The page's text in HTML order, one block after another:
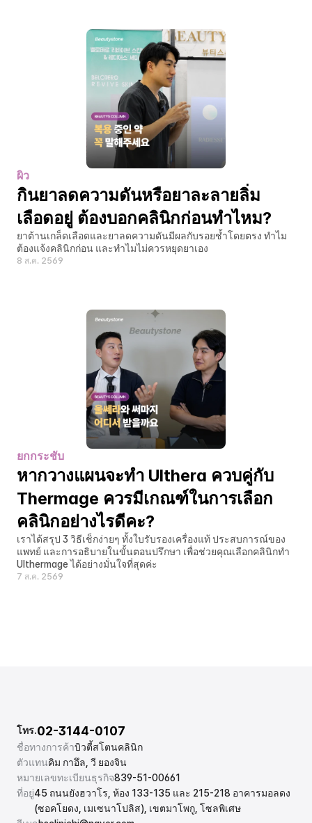
ผิว
กินยาลดความดันหรือยาละลายลิ่ม
เลือดอยู่ ต้องบอกคลินิกก่อนทำไหม?
ยาต้านเกล็ดเลือดและยาลดความดันมีผลกับรอยช้ำโดยตรง ทำไม
ต้องแจ้งคลินิกก่อน และทำไมไม่ควรหยุดยาเอง
8 ส.ค. 2569
ยกกระชับ
หากวางแผนจะทำ Ulthera ควบคู่กับ
Thermage ควรมีเกณฑ์ในการเลือก
คลินิกอย่างไรดีคะ?
เราได้สรุป 3 วิธีเช็กง่ายๆ ทั้งใบรับรองเครื่องแท้ ประสบการณ์ของ
แพทย์ และการอธิบายในขั้นตอนปรึกษา เพื่อช่วยคุณเลือกคลินิกทำ
Ulthermage ได้อย่างมั่นใจที่สุดค่ะ
7 ส.ค. 2569
ชื่อทางการค้าบิวตี้สโตนคลินิก
ตัวแทนคิม กาอึล, วี ยองจิน
หมายเลขทะเบียนธุรกิจ839-51-00661
ที่อยู่45 ถนนยังฮวาโร, ห้อง 133-135 และ 215-218 อาคารมอลดง
(ซอคโยดง, เมเซนาโปลิส), เขตมาโพกู, โซลพิเศษ
โทร.02-3144-0107